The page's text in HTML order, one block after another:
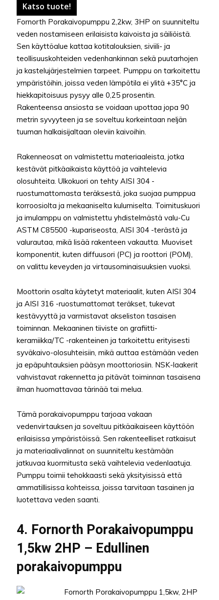
Katso tuote!
Fornorth Porakaivopumppu 2,2kw, 3HP on suunniteltu
veden nostamiseen erilaisista kaivoista ja säiliöistä.
Sen käyttöalue kattaa kotitalouksien, siviili- ja
teollisuuskohteiden vedenhankinnan sekä puutarhojen
ja kastelujärjestelmien tarpeet. Pumppu on tarkoitettu
ympäristöihin, joissa veden lämpötila ei ylitä +35°C ja
hiekkapitoisuus pysyy alle 0,25 prosentin.
Rakenteensa ansiosta se voidaan upottaa jopa 90
metrin syvyyteen ja se soveltuu korkeintaan neljän
tuuman halkaisijaltaan oleviin kaivoihin.
Rakenneosat on valmistettu materiaaleista, jotka
kestävät pitkäaikaista käyttöä ja vaihtelevia
olosuhteita. Ulkokuori on tehty AISI 304 -
ruostumattomasta teräksestä, joka suojaa pumppua
korroosiolta ja mekaaniselta kulumiselta. Toimituskuori
ja imulamppu on valmistettu yhdistelmästä valu-Cu
ASTM C85500 -kupariseosta, AISI 304 -terästä ja
valurautaa, mikä lisää rakenteen vakautta. Muoviset
komponentit, kuten diffuusori (PC) ja roottori (POM),
on valittu keveyden ja virtausominaisuuksien vuoksi.
Moottorin osalta käytetyt materiaalit, kuten AISI 304
ja AISI 316 -ruostumattomat teräkset, tukevat
kestävyyttä ja varmistavat akseliston tasaisen
toiminnan. Mekaaninen tiiviste on grafiitti-
keramiikka/TC -rakenteinen ja tarkoitettu erityisesti
syväkaivo-olosuhteisiin, mikä auttaa estämään veden
ja epäpuhtauksien pääsyn moottoriosiin. NSK-laakerit
vahvistavat rakennetta ja pitävät toiminnan tasaisena
ilman huomattavaa tärinää tai melua.
Tämä porakaivopumppu tarjoaa vakaan
vedenvirtauksen ja soveltuu pitkäaikaiseen käyttöön
erilaisissa ympäristöissä. Sen rakenteelliset ratkaisut
ja materiaalivalinnat on suunniteltu kestämään
jatkuvaa kuormitusta sekä vaihtelevia vedenlaatuja.
Pumppu toimii tehokkaasti sekä yksityisissä että
ammatillisissa kohteissa, joissa tarvitaan tasainen ja
luotettava veden saanti.
4. Fornorth Porakaivopumppu
1,5kw 2HP – Edullinen
porakaivopumppu